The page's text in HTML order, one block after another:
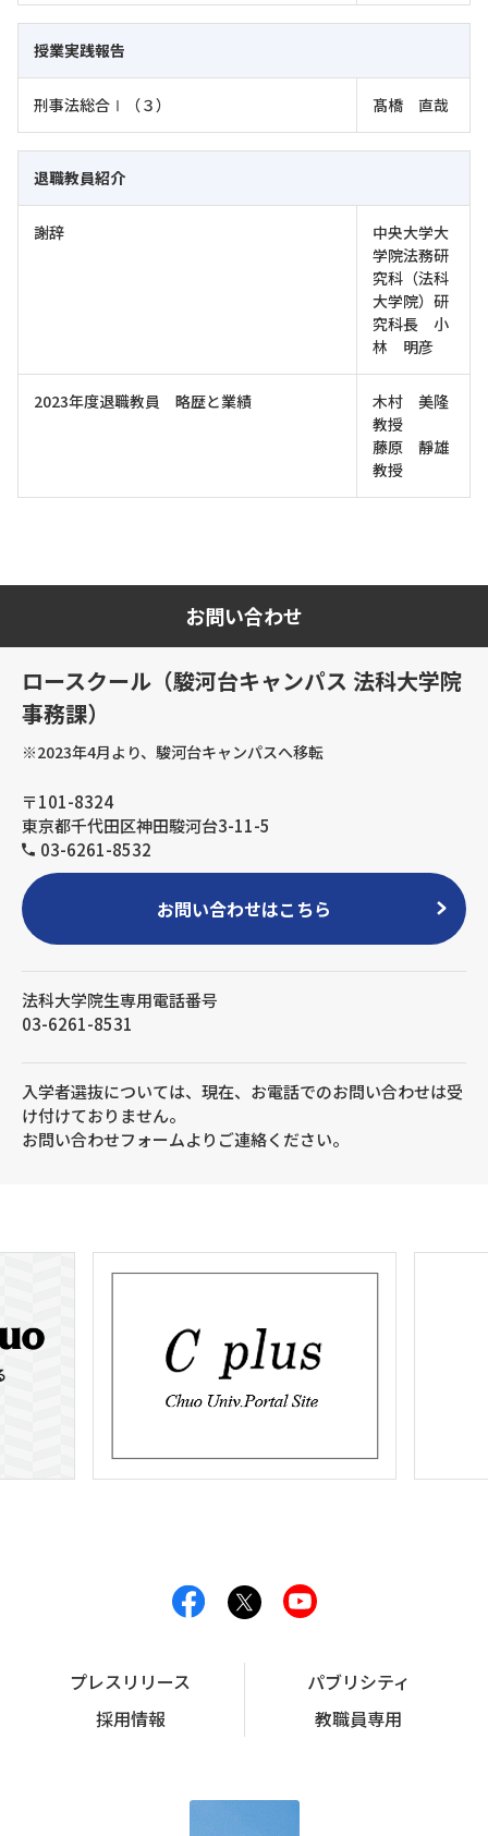
授業実践報告
刑事法総合Ⅰ（３） 髙橋 直哉
退職教員紹介
謝辞
中央大学大
学院法務研
究科（法科
大学院）研
究科長 小
林 明彦
2023年度退職教員 略歴と業績
木村 美隆
教授
藤原 靜雄
教授
お問い合わせ
ロースクール（駿河台キャンパス 法科大学院
事務課）
※2023年4月より、駿河台キャンパスへ移転
〒101-8324
東京都千代田区神田駿河台3-11-5
03-6261-8532
お問い合わせはこちら
法科大学院生専用電話番号
03-6261-8531
入学者選抜については、現在、お電話でのお問い合わせは受
け付けておりません。
お問い合わせフォームよりご連絡ください。
プレスリリース
パブリシティ
採用情報
教職員専用